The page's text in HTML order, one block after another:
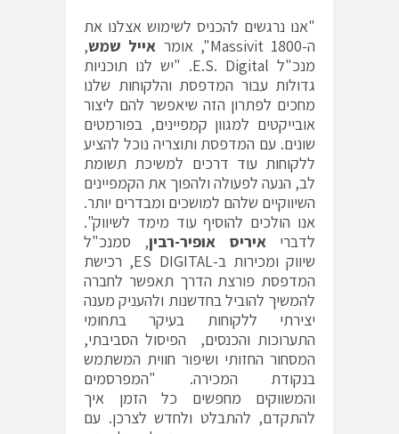
"אנו נרגשים להכניס לשימוש אצלנו את
ה-Massivit 1800", אומר
אייל שמש,
מנכ"ל E.S. Digital. "יש לנו תוכניות
גדולות עבור המדפסת והלקוחות שלנו
מחכים לפתרון הזה שיאפשר להם ליצור
אובייקטים למגוון קמפיינים, בפורמטים
שונים. עם המדפסת ותוצריה נוכל להציע
ללקוחות עוד דרכים למשיכת תשומת
לב, הנעה לפעולה ולהפוך את הקמפיינים
השיווקיים שלהם למושכים ומבדרים יותר.
אנו הולכים להוסיף עוד מימד לשיווק".
לדבריאיריס אופיר-רבין, סמנכ"ל
שיווק ומכירות ב-ES DIGITAL, רכישת
המדפסת פורצת הדרך תאפשר לחברה
להמשיך להוביל בחדשנות ולהעניק מענה
יצירתי ללקוחות בעיקר בתחומי
התערוכות והכנסים, הפיסול הסביבתי,
המסחור החזותי ושיפור חווית המשתמש
בנקודת המכירה. "המפרסמים
והמשווקים מחפשים כל הזמן איך
להתקדם, להתבלט ולחדש לצרכן. עם